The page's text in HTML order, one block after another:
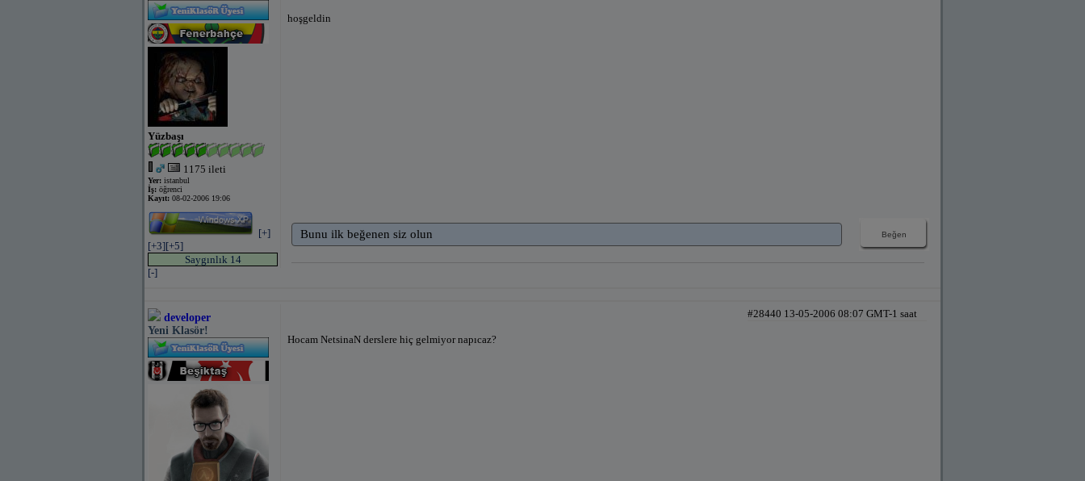
Yüzbaşı
1175 ileti
Yer: istanbul
İş: öğrenci
Kayıt: 08-02-2006 19:06
[+]
[+3][+5]
Saygınlık 14
[-]
hoşgeldin
Bunu ilk beğenen siz olun
developer
Yeni Klasör!
#28440 13-05-2006 08:07 GMT-1 saat
Hocam NetsinaN derslere hiç gelmiyor napıcaz?